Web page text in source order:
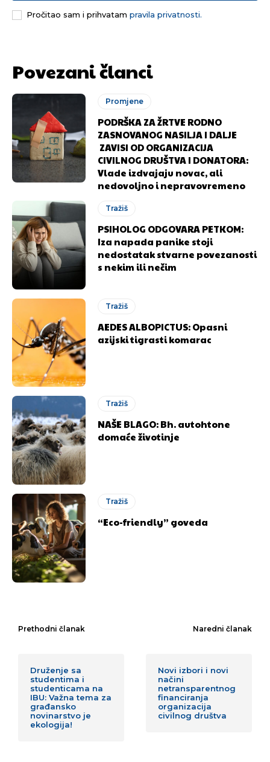
Pročitao sam i prihvatam pravila privatnosti.
Povezani članci
Promjene
PODRŠKA ZA ŽRTVE RODNO
ZASNOVANOG NASILJA I DALJE
ZAVISI OD ORGANIZACIJA
CIVILNOG DRUŠTVA I DONATORA:
Vlade izdvajaju novac, ali
nedovoljno i nepravovremeno
Tražiš
PSIHOLOG ODGOVARA PETKOM:
Iza napada panike stoji
nedostatak stvarne povezanosti
s nekim ili nečim
Tražiš
AEDES ALBOPICTUS: Opasni
azijski tigrasti komarac
Tražiš
NAŠE BLAGO: Bh. autohtone
domaće životinje
Tražiš
“Eco-friendly” goveda
Prethodni članak
Druženje sa
studentima i
studenticama na
IBU: Važna tema za
građansko
novinarstvo je
ekologija!
Naredni članak
Novi izbori i novi
načini
netransparentnog
financiranja
organizacija
civilnog društva